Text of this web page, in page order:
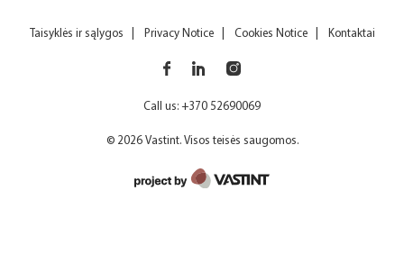
© 2026 Vastint. Visos teisės saugomos.
Taisyklės ir sąlygos Privacy Notice Cookies Notice Kontaktai
Call us: +370 52690069